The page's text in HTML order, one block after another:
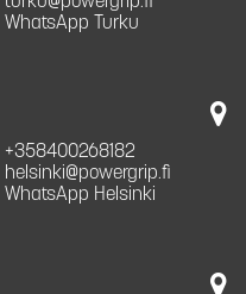
WhatsApp Turku
+358400268182
helsinki@powergrip.fi
WhatsApp Helsinki